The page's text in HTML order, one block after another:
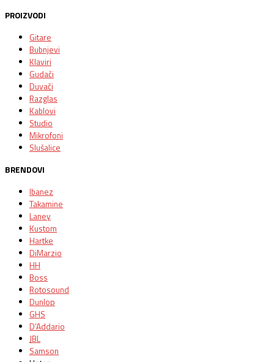
PROIZVODI
Gitare
Bubnjevi
Klaviri
Gudači
Duvači
Razglas
Kablovi
Studio
Mikrofoni
Slušalice
BRENDOVI
Ibanez
Takamine
Laney
Kustom
Hartke
DiMarzio
HH
Boss
Rotosound
Dunlop
GHS
D’Addario
JBL
Samson